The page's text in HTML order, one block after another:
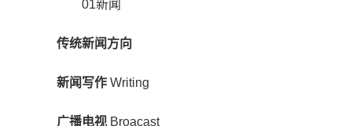
01新闻
传统新闻方向
新闻写作 Writing
广播电视 Broacast